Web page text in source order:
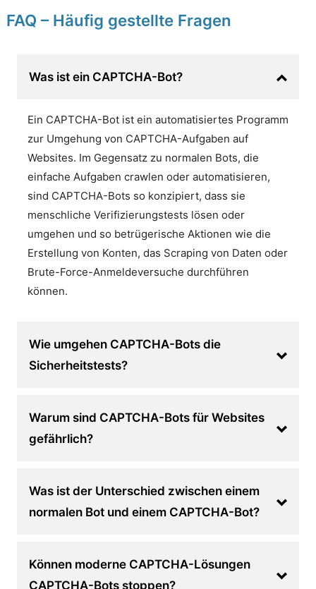
FAQ – Häufig gestellte Fragen
Was ist ein CAPTCHA-Bot?
Ein CAPTCHA-Bot ist ein automatisiertes Programm
zur Umgehung von CAPTCHA-Aufgaben auf
Websites. Im Gegensatz zu normalen Bots, die
einfache Aufgaben crawlen oder automatisieren,
sind CAPTCHA-Bots so konzipiert, dass sie
menschliche Verifizierungstests lösen oder
umgehen und so betrügerische Aktionen wie die
Erstellung von Konten, das Scraping von Daten oder
Brute-Force-Anmeldeversuche durchführen
können.
Wie umgehen CAPTCHA-Bots die
Sicherheitstests?
Warum sind CAPTCHA-Bots für Websites
gefährlich?
Was ist der Unterschied zwischen einem
normalen Bot und einem CAPTCHA-Bot?
Können moderne CAPTCHA-Lösungen
CAPTCHA-Bots stoppen?